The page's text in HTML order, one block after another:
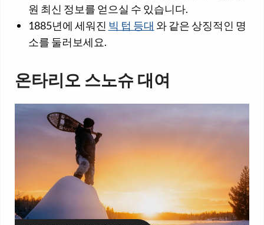
원 최신 정보를 얻으실 수 있습니다.
1885년에 세워진 빅 텁 등대 와 같은 상징적인 명
소를 둘러보세요.
온타리오 스노슈 대여